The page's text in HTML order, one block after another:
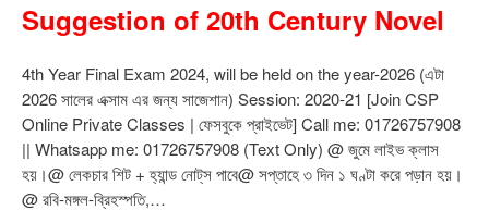
Suggestion of 20th Century Novel
4th Year Final Exam 2024, will be held on the year-2026 (এটা
2026 সালের এক্সাম এর জন্য সাজেশান) Session: 2020-21 [Join CSP
Online Private Classes | ফেসবুকে প্রাইভেট] Call me: 01726757908
|| Whatsapp me: 01726757908 (Text Only) @ জুমে লাইভ ক্লাস
হয়।@ লেকচার শিট + হ্যান্ড নোট্‌স পাবে@ সপ্তাহে ৩ দিন ১ ঘণ্টা করে পড়ান হয়।
@ রবি-মঙ্গল-ব্রিহস্পতি,…